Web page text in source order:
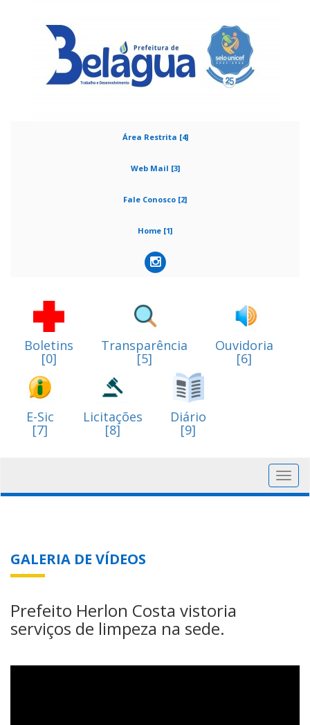
Área Restrita [4]
Web Mail [3]
Fale Conosco [2]
Home [1]
Boletins
[0]
Transparência
[5]
Ouvidoria
[6]
E-Sic
[7]
Licitações
[8]
Diário
[9]
GALERIA DE VÍDEOS
Prefeito Herlon Costa vistoria
serviços de limpeza na sede.